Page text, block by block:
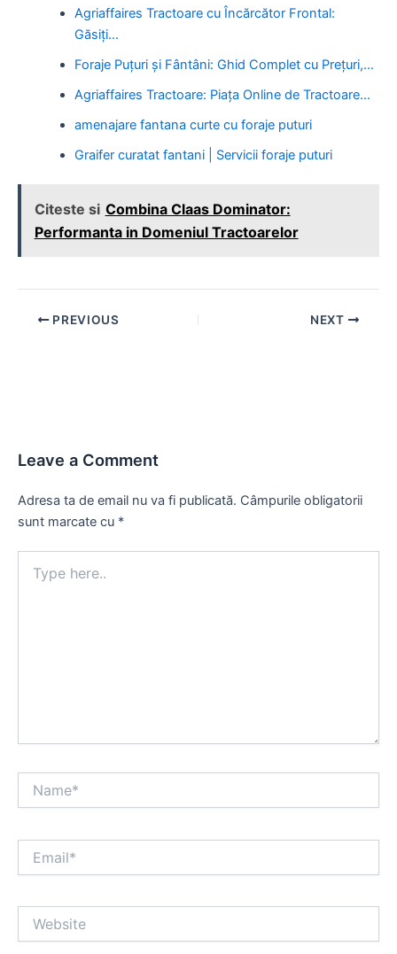
Agriaffaires Tractoare cu Încărcător Frontal:
Găsiți…
Foraje Puțuri și Fântâni: Ghid Complet cu Prețuri,…
Agriaffaires Tractoare: Piața Online de Tractoare…
amenajare fantana curte cu foraje puturi
Graifer curatat fantani | Servicii foraje puturi
Citeste si Combina Claas Dominator:
Performanta in Domeniul Tractoarelor
Post PREVIOUS NEXT
Leave a Comment
Adresa ta de email nu va fi publicată. Câmpurile obligatorii
sunt marcate cu *
here..